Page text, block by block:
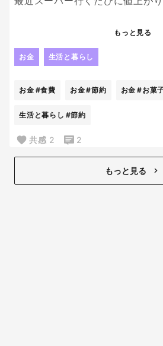
前はこのくらいの金額ならこれ
子どもがお菓子持ってくるとダ
これだけは効果あったっていう
もっと見る
お金 生活と暮らし
お金 #食費 お金#節約 お金 #お菓
生活と暮らし #節約
共感 2 2
もっと見る